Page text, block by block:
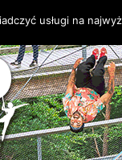
usługi na